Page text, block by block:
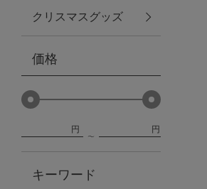
防災グッズ・非常食
トレーニング
クリスマスグッズ
価格
円 円
キーワード